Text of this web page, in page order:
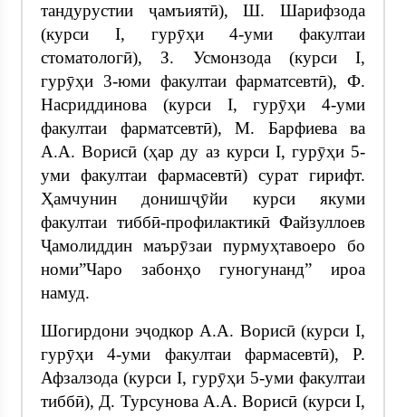
тандурустии ҷамъиятӣ), Ш. Шарифзода
(курси I, гурӯҳи 4-уми факултаи
стоматологӣ), З. Усмонзода (курси I,
гурӯҳи 3-юми факултаи фарматсевтӣ), Ф.
Насриддинова (курси I, гурӯҳи 4-уми
факултаи фарматсевтӣ), М. Барфиева ва
А.А. Ворисӣ (ҳар ду аз курси I, гурӯҳи 5-
уми факултаи фармасевтӣ) сурат гирифт.
Ҳамчунин донишҷӯйи курси якуми
факултаи тиббӣ-профилактикӣ Файзуллоев
Ҷамолиддин маърӯзаи пурмуҳтавоеро бо
номи”Чаро забонҳо гуногунанд” ироа
намуд.
Шогирдони эҷодкор А.А. Ворисӣ (курси I,
гурӯҳи 4-уми факултаи фармасевтӣ), Р.
Афзалзода (курси I, гурӯҳи 5-уми факултаи
тиббӣ), Д. Турсунова А.А. Ворисӣ (курси I,